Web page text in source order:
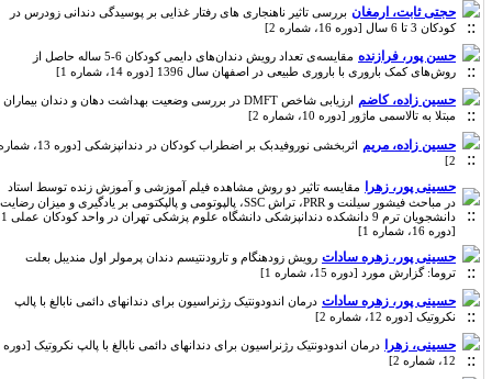
حجتی ثابت، ارمغان بررسی تاثیر ناهنجاری های رفتار غذایی بر پوسیدگی دندانی زودرس در
کودکان 3 تا 6 سال [دوره 16، شماره 2]
حسن پور، فرازنده
مقایسه‌ی تعداد رویش دندان‌های دایمی کودکان 6-5 ساله حاصل از
روش‌های کمک باروری با باروری طبیعی در اصفهان سال 1396 [دوره 14، شماره 1]
حسین زاده، کاضم
ارزیابی شاخص DMFT در بررسی وضعیت بهداشت دهان و دندان بیماران
مبتلا به تالاسمی ماژور [دوره 10، شماره 2]
حسین زاده، مریم
اثربخشی نوروفیدبک بر اضطراب کودکان در دندانپزشکی [دوره 13، شماره
2]
حسینی پور، زهرا مقایسه تاثیر دو روش مشاهده فیلم آموزشی و آموزش زنده توسط استاد
در مباحث فیشور سیلنت و PRR، تراش SSC، پالپوتومی و پالپکتومی بر یادگیری و میزان رضایت
دانشجویان ترم 9 دانشکده دندانپزشکی دانشگاه علوم پزشکی تهران در واحد کودکان عملی 1
[دوره 16، شماره 1]
حسینی پور، زهره سادات رویش زودهنگام و تارودنتیسم دندان پرمولر اول مندیبل بعلت
تروما: گزارش مورد [دوره 15، شماره 1]
حسینی پور، زهره سادات درمان اندودونتیک رژنراسیون برای دندانهای دائمی نابالغ با پالپ
نکروتیک [دوره 12، شماره 2]
حسینی، زهرا درمان اندودونتیک رژنراسیون برای دندانهای دائمی نابالغ با پالپ نکروتیک [دوره
12، شماره 2]